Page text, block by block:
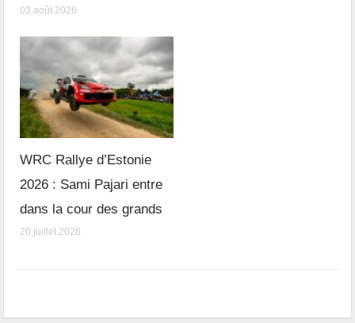
03 août 2026
WRC Rallye d’Estonie
2026 : Sami Pajari entre
dans la cour des grands
20 juillet 2026